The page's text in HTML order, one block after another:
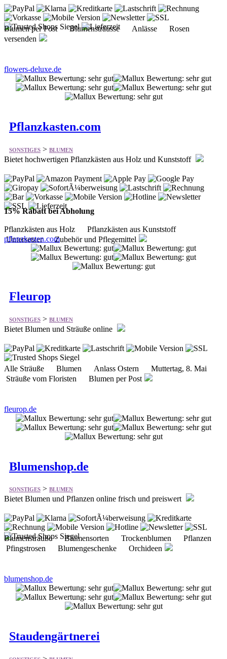
Blumen per Post Blumensträusse Anlässe Rosen
versenden
flowers-deluxe.de
Pflanzkasten.com
SONSTIGES > BLUMEN
Bietet hochwertigen Pflanzkästen aus Holz und Kunststoff
15% Rabatt bei Abholung
Pflanzkästen aus Holz Pflanzkästen aus Kunststoff
Untersetzer Zubehör und Pflegemittel
pflanzkasten.com
Fleurop
SONSTIGES > BLUMEN
Bietet Blumen und Sträuße online
Alle Sträuße Blumen Anlass Ostern Muttertag, 8. Mai
Sträuße vom Floristen Blumen per Post
fleurop.de
Blumenshop.de
SONSTIGES > BLUMEN
Bietet Blumen und Pflanzen online frisch und preiswert
Blumensträuße Blumensorten Trockenblumen Pflanzen
Pfingstrosen Blumengeschenke Orchideen
blumenshop.de
Staudengärtnerei